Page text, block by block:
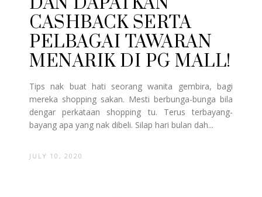
CASHBACK SERTA
PELBAGAI TAWARAN
MENARIK DI PG MALL!
Tips nak buat hati seorang wanita gembira, bagi
mereka shopping sakan. Mesti berbunga-bunga bila
dengar perkataan shopping tu. Terus terbayang-
bayang apa yang nak dibeli. Silap hari bulan dah...
JULY 10, 2020